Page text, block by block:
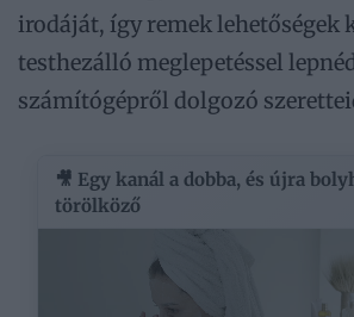
irodáját, így remek lehetőségek
testhezálló meglepetéssel
számítógépről dolgozó
🎥 Egy kanál a dobba, és újra
törölköző